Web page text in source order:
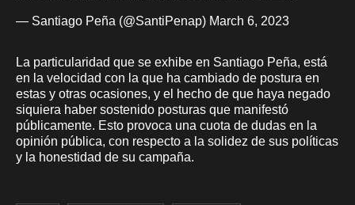
— Santiago Peña (@SantiPenap) March 6, 2023
La particularidad que se exhibe en Santiago Peña, está
en la velocidad con la que ha cambiado de postura en
estas y otras ocasiones, y el hecho de que haya negado
siquiera haber sostenido posturas que manifestó
públicamente. Esto provoca una cuota de dudas en la
opinión pública, con respecto a la solidez de sus políticas
y la honestidad de su campaña.